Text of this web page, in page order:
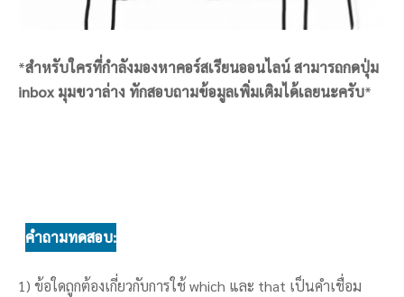
*สำหรับใครที่กำลังมองหาคอร์สเรียนออนไลน์ สามารถกดปุ่ม
inbox มุมขวาล่าง ทักสอบถามข้อมูลเพิ่มเติมได้เลยนะครับ*
คำถามทดสอบ:
1) ข้อใดถูกต้องเกี่ยวกับการใช้ which และ that เป็นคำเชื่อม